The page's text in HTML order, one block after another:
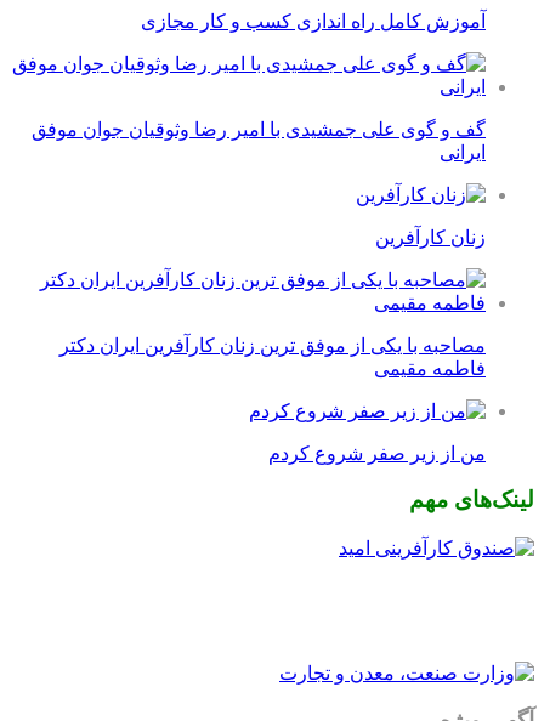
آموزش کامل راه اندازی کسب و کار مجازی
گف و گوی علی جمشیدی با امیر رضا وثوقیان جوان موفق
ایرانی
زنان کارآفرین
مصاحبه با یکی از موفق ترین زنان کارآفرین ایران دکتر
فاطمه مقیمی
من از زیر صفر شروع کردم
لینک‌های مهم